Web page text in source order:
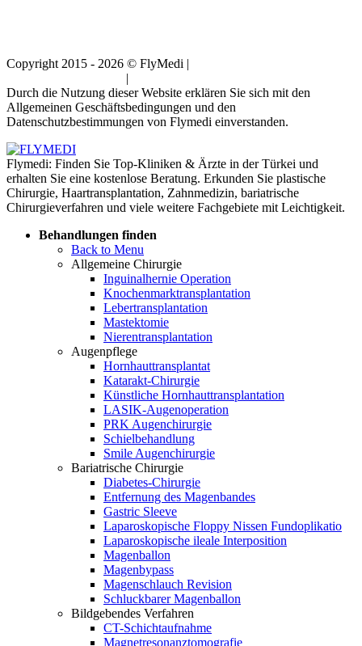
Copyright 2015 - 2026 © FlyMedi |
|
Durch die Nutzung dieser Website erklären Sie sich mit den
Allgemeinen Geschäftsbedingungen und den
Datenschutzbestimmungen von Flymedi einverstanden.
Flymedi: Finden Sie Top-Kliniken & Ärzte in der Türkei und
erhalten Sie eine kostenlose Beratung. Erkunden Sie plastische
Chirurgie, Haartransplantation, Zahnmedizin, bariatrische
Chirurgieverfahren und viele weitere Fachgebiete mit Leichtigkeit.
Behandlungen finden
Back to Menu
Allgemeine Chirurgie
Inguinalhernie Operation
Knochenmarktransplantation
Lebertransplantation
Mastektomie
Nierentransplantation
Augenpflege
Hornhauttransplantat
Katarakt-Chirurgie
Künstliche Hornhauttransplantation
LASIK-Augenoperation
PRK Augenchirurgie
Schielbehandlung
Smile Augenchirurgie
Bariatrische Chirurgie
Diabetes-Chirurgie
Entfernung des Magenbandes
Gastric Sleeve
Laparoskopische Floppy Nissen Fundoplikatio
Laparoskopische ileale Interposition
Magenballon
Magenbypass
Magenschlauch Revision
Schluckbarer Magenballon
Bildgebendes Verfahren
CT-Schichtaufnahme
Magnetresonanztomografie